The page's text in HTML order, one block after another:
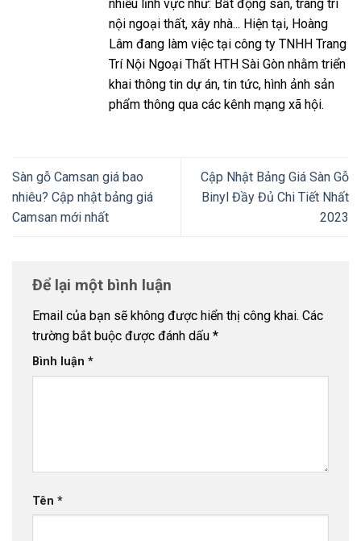
nhiều lĩnh vực như: Bất động sản, trang trí
nội ngoại thất, xây nhà... Hiện tại, Hoàng
Lâm đang làm việc tại công ty TNHH Trang
Trí Nội Ngoại Thất HTH Sài Gòn nhằm triển
khai thông tin dự án, tin tức, hình ảnh sản
phẩm thông qua các kênh mạng xã hội.
Sàn gỗ Camsan giá bao
nhiêu? Cập nhật bảng giá
Camsan mới nhất
Cập Nhật Bảng Giá Sàn Gỗ
Binyl Đầy Đủ Chi Tiết Nhất
2023
Để lại một bình luận
Email của bạn sẽ không được hiển thị công khai. Các
trường bắt buộc được đánh dấu *
Bình luận *
Tên *